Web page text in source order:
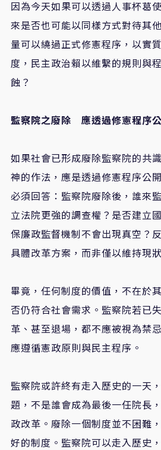
因為今天如果可以透過人事杯葛
來是否也可能以同樣方式對待其
量可以繞過正式修憲程序，以實
度，民主政治賴以維繫的規則與
蝕？
監察院之廢除 應透過修憲程序
如果社會已形成廢除監察院的共
神的作法，應是透過修憲程序公
必須回答：監察院廢除後，誰來
立法院更強的調查權？是否建立
保廉政監督機制不會出現真空？
具體改革方案，而非僅以維持現
畢竟，任何制度的價值，不在於
否仍符合社會需求。監察院若已
革、甚至退場，都不應被視為禁
應遵循憲政原則與民主程序。
監察院或許終有走入歷史的一天
題，不是誰會成為最後一任院長
政改革。廢除一個制度並不困難
好的制度。監察院可以走入歷史